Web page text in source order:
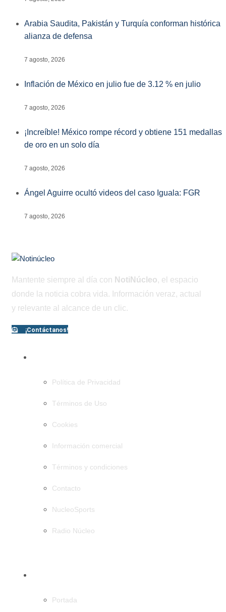
Arabia Saudita, Pakistán y Turquía conforman histórica
alianza de defensa
7 agosto, 2026
Inflación de México en julio fue de 3.12 % en julio
7 agosto, 2026
¡Increíble! México rompe récord y obtiene 151 medallas
de oro en un solo día
7 agosto, 2026
Ángel Aguirre ocultó videos del caso Iguala: FGR
7 agosto, 2026
Mantente siempre al día con NotiNúcleo, el espacio
donde la noticia cobra vida. Información veraz, actual
y relevante al alcance de un clic.
¡Contáctanos!
Política de Privacidad
Términos de Uso
Cookies
Información comercial
Términos y condiciones
Contacto
NucleoSports
Radio Núcleo
Portada